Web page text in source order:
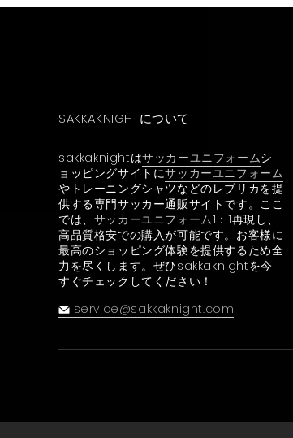
SAKKAKNIGHTについて
sakkaknightはサッカーユニフォームシ
ョッピングサイトにサッカーユニフォーム
やトレーニングシャツなどのレプリカを提
供する専門サッカー通販サイトです。ここ
では、 サッカーユニフォーム1：1再現し、
高品質格安での購入が可能です。お客様に
最高のショッピング体験を提供するため全
力を尽くします。ぜひsakkaknightを今
すぐチェックしてください！
service@sakkaknight.com